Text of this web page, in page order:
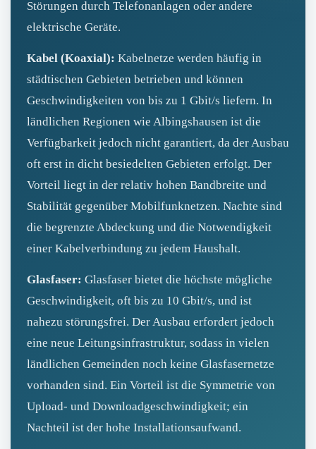
Störungen durch Telefonanlagen oder andere
elektrische Geräte.
Kabel (Koaxial): Kabelnetze werden häufig in
städtischen Gebieten betrieben und können
Geschwindigkeiten von bis zu 1 Gbit/s liefern. In
ländlichen Regionen wie Albingshausen ist die
Verfügbarkeit jedoch nicht garantiert, da der Ausbau
oft erst in dicht besiedelten Gebieten erfolgt. Der
Vorteil liegt in der relativ hohen Bandbreite und
Stabilität gegenüber Mobilfunknetzen. Nachte sind
die begrenzte Abdeckung und die Notwendigkeit
einer Kabelverbindung zu jedem Haushalt.
Glasfaser: Glasfaser bietet die höchste mögliche
Geschwindigkeit, oft bis zu 10 Gbit/s, und ist
nahezu störungsfrei. Der Ausbau erfordert jedoch
eine neue Leitungsinfrastruktur, sodass in vielen
ländlichen Gemeinden noch keine Glasfasernetze
vorhanden sind. Ein Vorteil ist die Symmetrie von
Upload- und Downloadgeschwindigkeit; ein
Nachteil ist der hohe Installationsaufwand.